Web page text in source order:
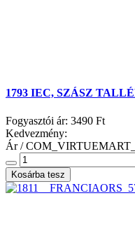
1793 IEC, SZÁSZ
Fogyasztói ár: 3490 Ft
Kedvezmény:
Ár /